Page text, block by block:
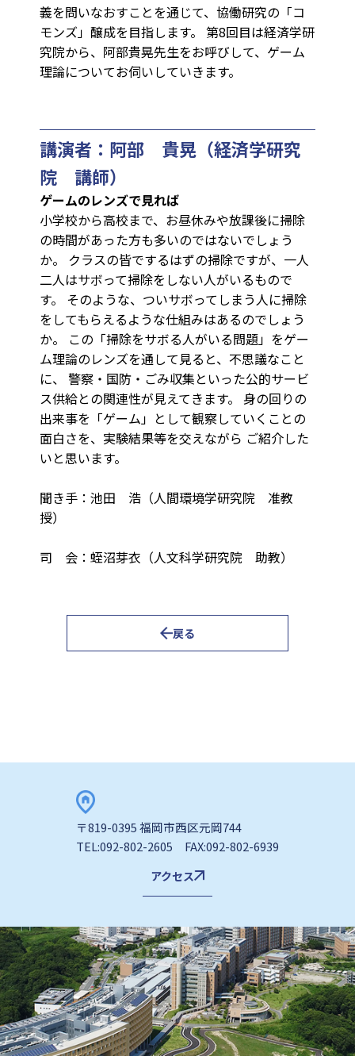
義を問いなおすことを通じて、協働研究の「コ
モンズ」醸成を目指します。 第8回目は経済学研
究院から、阿部貴晃先生をお呼びして、ゲーム
理論についてお伺いしていきます。
講演者：阿部 貴晃（経済学研究
院 講師）
ゲームのレンズで見れば
小学校から高校まで、お昼休みや放課後に掃除
の時間があった方も多いのではないでしょう
か。 クラスの皆でするはずの掃除ですが、一人
二人はサボって掃除をしない人がいるもので
す。 そのような、ついサボってしまう人に掃除
をしてもらえるような仕組みはあるのでしょう
か。 この「掃除をサボる人がいる問題」をゲー
ム理論のレンズを通して見ると、不思議なこと
に、 警察・国防・ごみ収集といった公的サービ
ス供給との関連性が見えてきます。 身の回りの
出来事を「ゲーム」として観察していくことの
面白さを、実験結果等を交えながら ご紹介した
いと思います。
聞き手：池田 浩（人間環境学研究院 准教
授）
司 会：蛭沼芽衣（人文科学研究院 助教）
戻る
〒819-0395 福岡市西区元岡744
TEL:092-802-2605 FAX:092-802-6939
アクセス